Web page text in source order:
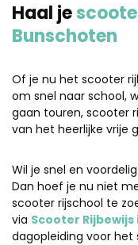
Haal je
Bunschoten
Of je nu het scooter
om snel naar school,
gaan touren, scooter
van het heerlijke vrije
Wil je snel en
Dan hoef je nu niet
scooter rijschool te
via Scooter Rijbewijs
dagopleiding voor het